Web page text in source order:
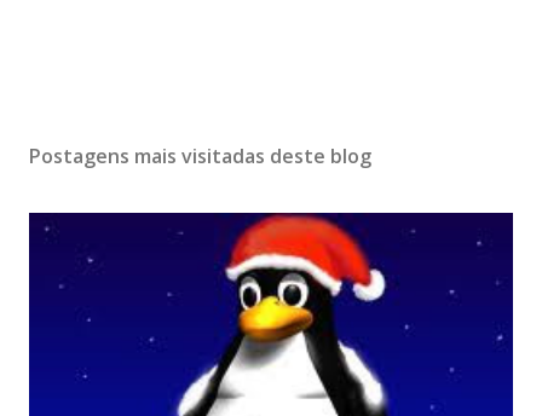
Postagens mais visitadas deste blog